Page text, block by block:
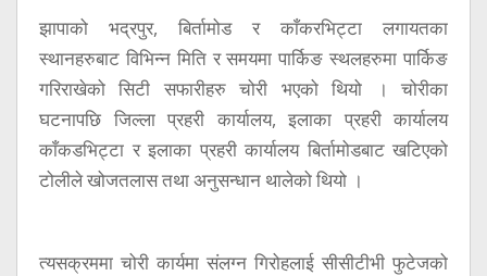
झापाको भद्रपुर, बिर्तामोड र काँकरभिट्टा लगायतका
स्थानहरुबाट विभिन्न मिति र समयमा पार्किङ स्थलहरुमा पार्किङ
गरिराखेको सिटी सफारीहरु चोरी भएको थियो । चोरीका
घटनापछि जिल्ला प्रहरी कार्यालय, इलाका प्रहरी कार्यालय
काँकडभिट्टा र इलाका प्रहरी कार्यालय बिर्तामोडबाट खटिएको
टोलीले खोजतलास तथा अनुसन्धान थालेको थियो ।
त्यसक्रममा चोरी कार्यमा संलग्न गिरोहलाई सीसीटीभी फुटेजको